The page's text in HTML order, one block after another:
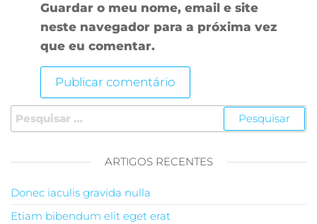
Guardar o meu nome, email e site
neste navegador para a próxima vez
que eu comentar.
Pesquisar por:
ARTIGOS RECENTES
Donec iaculis gravida nulla
Etiam bibendum elit eget erat